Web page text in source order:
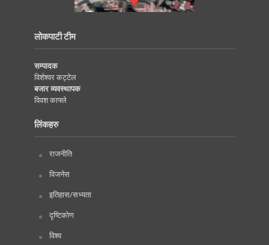
लोकपाटी टीम
सम्पादक
विशेश्वर कट्टेल
बजार व्यवस्थापक
विवश काफ्ले
लिंकहरु
राजनीति
विजनेस
इतिहास/सभ्यता
दृष्टिकोण
विश्व